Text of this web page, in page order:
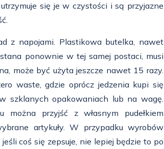
się je w czystości i są przyjazne
z napojami. Plastikowa butelka, nawet
ponownie w tej samej postaci, musi
może być użyta jeszcze nawet 15 razy.
waste, gdzie oprócz jedzenia kupi się
szklanych opakowaniach lub na wagę.
przyjść z własnym pudełkiem
artykuły. W przypadku wyrobów
coś się zepsuje, nie lepiej będzie to po